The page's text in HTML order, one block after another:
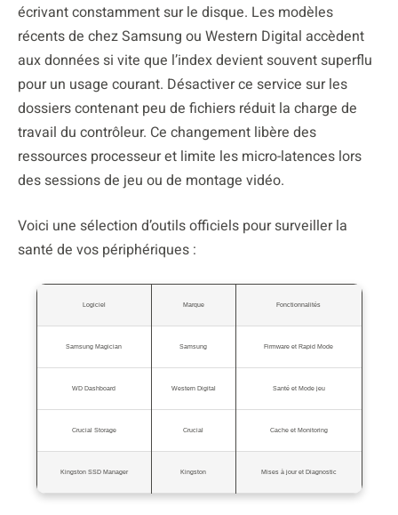
écrivant constamment sur le disque. Les modèles
récents de chez Samsung ou Western Digital accèdent
aux données si vite que l’index devient souvent superflu
pour un usage courant. Désactiver ce service sur les
dossiers contenant peu de fichiers réduit la charge de
travail du contrôleur. Ce changement libère des
ressources processeur et limite les micro-latences lors
des sessions de jeu ou de montage vidéo.
Voici une sélection d’outils officiels pour surveiller la
santé de vos périphériques :
Logiciel Marque Fonctionnalités
Samsung Magician Samsung Firmware et Rapid Mode
WD Dashboard Western Digital Santé et Mode jeu
Crucial Storage Crucial Cache et Monitoring
Kingston SSD Manager Kingston Mises à jour et Diagnostic